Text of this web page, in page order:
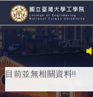
目前並無相關資料!!